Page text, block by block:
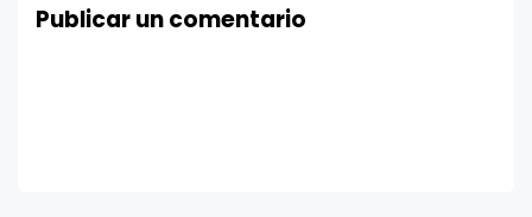
Publicar un comentario